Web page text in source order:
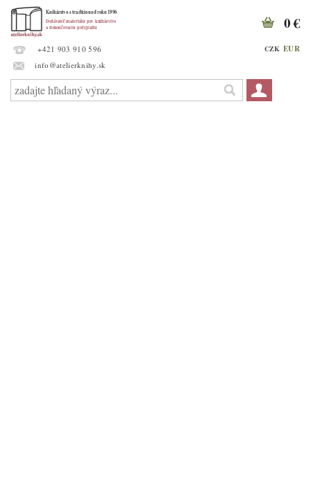
+421 903 910 596
info@atelierknihy.sk
CZK EUR
0 €